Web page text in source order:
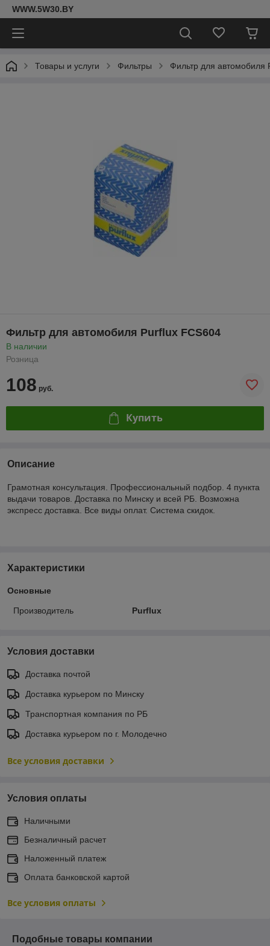
WWW.5W30.BY
Товары и услуги Фильтры Фильтр для автомобиля
Фильтр для автомобиля Purflux FCS604
В наличии
Розница
108 руб.
Купить
Описание
Грамотная консультация. Профессиональный подбор. 4 пункта
выдачи товаров. Доставка по Минску и всей РБ. Возможна
экспресс доставка. Все виды оплат. Система скидок.
Характеристики
Основные
Производитель Purflux
Условия доставки
Доставка почтой
Доставка курьером по Минску
Транспортная компания по РБ
Доставка курьером по г. Молодечно
Все условия доставки
Условия оплаты
Наличными
Безналичный расчет
Наложенный платеж
Оплата банковской картой
Все условия оплаты
Подобные товары компании